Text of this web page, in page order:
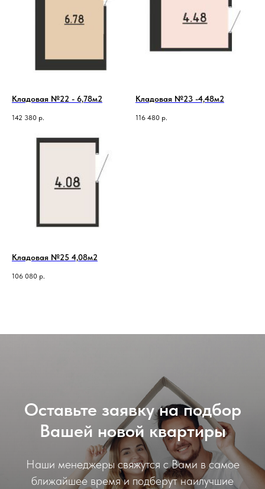
Кладовая №22 - 6,78м2
142 380 р.
Кладовая №23 -4,48м2
116 480 р.
Кладовая №25 4,08м2
106 080 р.
Оставьте заявку на подбор
Вашей новой квартиры
Наши менеджеры свяжутся с Вами в самое
ближайшее время и подберут наилучшие